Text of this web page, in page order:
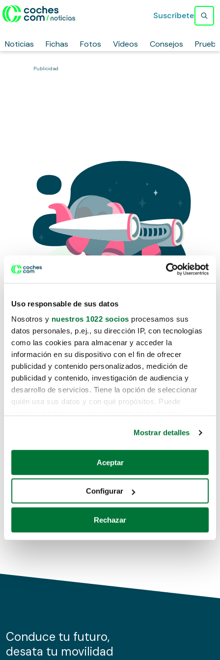
Uso responsable de sus datos
Nosotros y nuestros 1022 socios procesamos sus
datos personales, p.ej., su dirección IP, con tecnologías
como las cookies para almacenar y acceder la
información en su dispositivo con el fin de ofrecer
publicidad y contenido personalizados, medición de
publicidad y contenido, investigación de audiencia y
desarrollo de servicios. Tiene la opción de seleccionar
quién usa sus datos y con qué propósitos. Puede
Si lo permite, también quisiéramos:
Recopilar información sobre su ubicación geográfica
Identificar su dispositivo analizándolo activamente
para buscar características específicas (huellas
Obtenga más información sobre cómo se procesan sus
de cookies.
información sobre el uso que haga del sitio web con
nuestros partners de redes sociales, publicidad y análisis
Mostrar detalles
Aceptar
Configurar
Rechazar
Noticias Fichas Fotos Vídeos Consejos
Suscríbete
Publicidad
Lo sentimos, no sabemos como
te hemos traido hasta aquí.
Pero puedes encontrar el coche que estás
buscando en alguno de estos enlaces:
Coches de segunda mano
Coches de km0
Conduce tu futuro,
desata tu movilidad